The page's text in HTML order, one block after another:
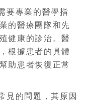
要專業的醫學指
的醫療團隊和先
健康的診治。醫
根據患者的具體
助患者恢復正常
見的問題，其原因